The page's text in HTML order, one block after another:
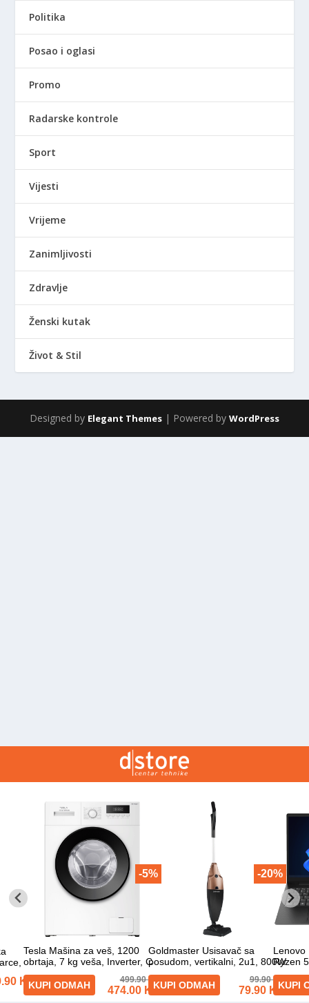
Politika
Posao i oglasi
Promo
Radarske kontrole
Sport
Vijesti
Vrijeme
Zanimljivosti
Zdravlje
Ženski kutak
Život & Stil
Designed by Elegant Themes | Powered by WordPress